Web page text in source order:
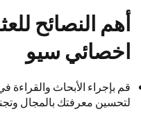
أهم النصائح
اخصائي سيو
قم بإجراء الأبحاث والقراءة
لتحسين معرفتك بالمجال